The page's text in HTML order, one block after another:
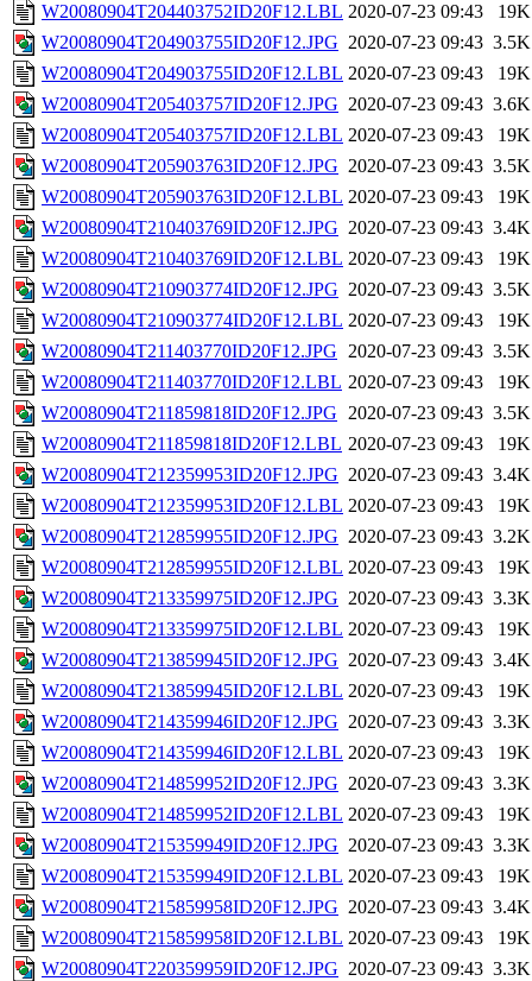
W20080904T204403752ID20F12.LBL 2020-07-23 09:43
19K
W20080904T204903755ID20F12.JPG 2020-07-23 09:43 3.5K
W20080904T204903755ID20F12.LBL 2020-07-23 09:43
19K
W20080904T205403757ID20F12.JPG 2020-07-23 09:43 3.6K
W20080904T205403757ID20F12.LBL 2020-07-23 09:43
19K
W20080904T205903763ID20F12.JPG 2020-07-23 09:43 3.5K
W20080904T205903763ID20F12.LBL 2020-07-23 09:43
19K
W20080904T210403769ID20F12.JPG 2020-07-23 09:43 3.4K
W20080904T210403769ID20F12.LBL 2020-07-23 09:43
19K
W20080904T210903774ID20F12.JPG 2020-07-23 09:43 3.5K
W20080904T210903774ID20F12.LBL 2020-07-23 09:43
19K
W20080904T211403770ID20F12.JPG 2020-07-23 09:43 3.5K
W20080904T211403770ID20F12.LBL 2020-07-23 09:43
19K
W20080904T211859818ID20F12.JPG 2020-07-23 09:43 3.5K
W20080904T211859818ID20F12.LBL 2020-07-23 09:43
19K
W20080904T212359953ID20F12.JPG 2020-07-23 09:43 3.4K
W20080904T212359953ID20F12.LBL 2020-07-23 09:43
19K
W20080904T212859955ID20F12.JPG 2020-07-23 09:43 3.2K
W20080904T212859955ID20F12.LBL 2020-07-23 09:43
19K
W20080904T213359975ID20F12.JPG 2020-07-23 09:43 3.3K
W20080904T213359975ID20F12.LBL 2020-07-23 09:43
19K
W20080904T213859945ID20F12.JPG 2020-07-23 09:43 3.4K
W20080904T213859945ID20F12.LBL 2020-07-23 09:43
19K
W20080904T214359946ID20F12.JPG 2020-07-23 09:43 3.3K
W20080904T214359946ID20F12.LBL 2020-07-23 09:43
19K
W20080904T214859952ID20F12.JPG 2020-07-23 09:43 3.3K
W20080904T214859952ID20F12.LBL 2020-07-23 09:43
19K
W20080904T215359949ID20F12.JPG 2020-07-23 09:43 3.3K
W20080904T215359949ID20F12.LBL 2020-07-23 09:43
19K
W20080904T215859958ID20F12.JPG 2020-07-23 09:43 3.4K
W20080904T215859958ID20F12.LBL 2020-07-23 09:43
19K
W20080904T220359959ID20F12.JPG 2020-07-23 09:43 3.3K